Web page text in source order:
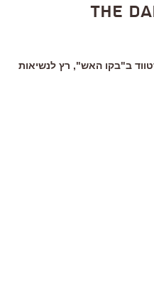
The
ב"בקו האש", רץ לנשיאות